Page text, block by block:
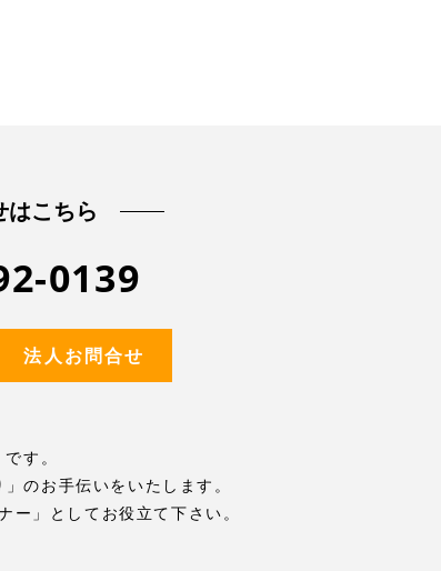
はこちら
0139
法人お問合せ
す。
のお手伝いをいたします。
」としてお役立て下さい。